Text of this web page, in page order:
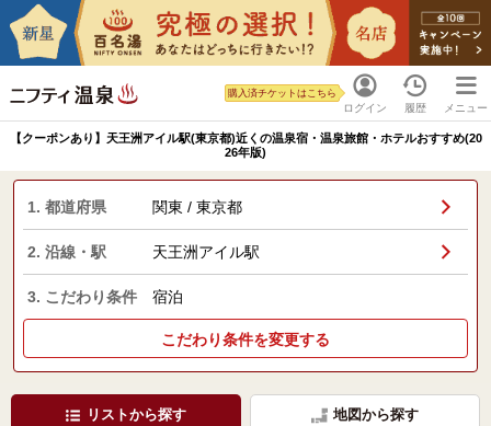
ログイン
購入済チケットはこちら
履歴 メニュー
【クーポンあり】天王洲アイル駅(東京都)近くの温泉宿・温泉旅館・ホテルおすすめ(20
26年版)
1. 都道府県 関東 / 東京都
2. 沿線・駅 天王洲アイル駅
3. こだわり条件 宿泊
こだわり条件を変更する
リストから探す 地図から探す